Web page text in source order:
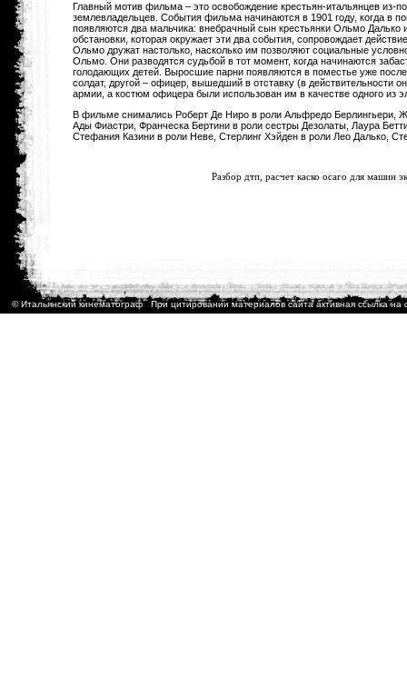
Главный мотив фильма – это освобождение крестьян-итальянцев из-
землевладельцев. События фильма начинаются в 1901 году, когда в
появляются два мальчика: внебрачный сын крестьянки Ольмо
обстановки, которая окружает эти два события, сопровождает
Ольмо дружат настолько, насколько им позволяют социальные
Ольмо. Они разводятся судьбой в тот момент, когда начинаются
голодающих детей. Выросшие парни появляются в поместье уже
солдат, другой – офицер, вышедший в отставку (в действительности
армии, а костюм офицера были использован им в качестве одного из
В фильме снимались Роберт Де Ниро в роли Альфредо Берлингьери,
Ады Фиастри, Франческа Бертини в роли сестры Дезолаты, Лаура
Стефания Казини в роли Неве, Стерлинг Хэйден в роли Лео Далько,
Разбор дтп,расчет каско осаго для машин
© Итальянский кинематограф При цитировании материалов сайта активная ссылка на